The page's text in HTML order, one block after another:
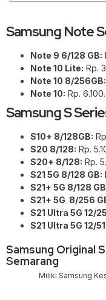
Samsung Note
Note 9 6/128 GB:
Note 10 Lite: Rp.
Note 10 8/256GB:
Note 10: Rp.
Samsung S
S10+ 8/128GB:
S20 8/128: Rp.
S20+ 8/128: Rp.
S21 5G 8/128 GB:
S21+ 5G 8/128
S21+ 5G 8/256
S21 Ultra 5G 12/
S21 Ultra 5G 12/
Samsung Original
Semarang
Miliki Samsung